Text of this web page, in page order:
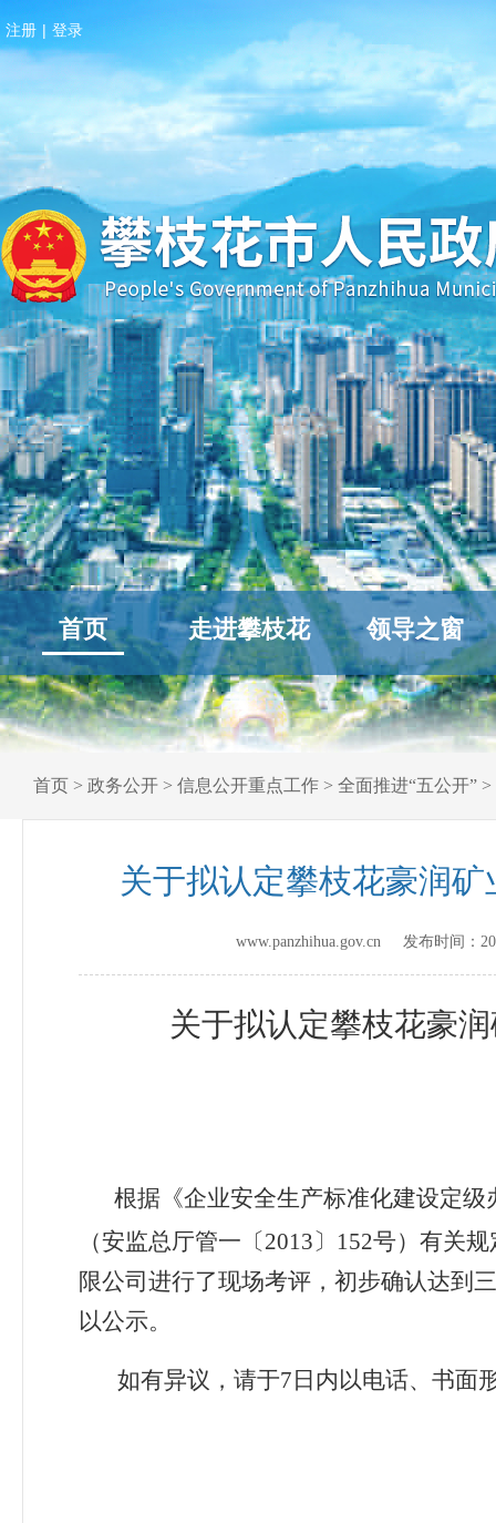
注册 | 登录
首页 走进攀枝花 领导之窗
首页 > 政务公开 > 信息公开重点工作 > 全面推进“五公开” >
关于拟认定攀枝花豪润
www.panzhihua.gov.cn 发布时间：
关于拟认定攀枝花豪
根据《企业安全生产标准化建设定
（安监总厅管一〔2013〕152号）有关
限公司进行了现场考评，初步确认达到
以公示。
如有异议，请于7日内以电话、书面